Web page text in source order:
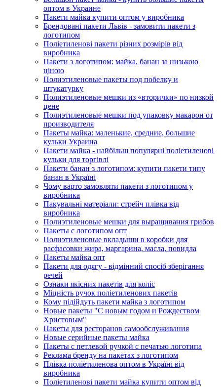
оптом в Украине
Пакети майка купити оптом у виробника
Брендовані пакети Львів - замовити пакети з
логотипом
Поліетиленові пакети різних розмірів від
виробника
Пакети з логотипом: майка, банан за низькою
ціною
Полиэтиленовые пакеты под побелку и
штукатурку
Полиэтиленовые мешки из «вторички» по низкой
цене
Полиэтиленовые мешки под упаковку макарон от
производителя
Пакеты майка: маленькие, средние, большие
кульки Украина
Пакети майка - найбільш популярні поліетиленові
кульки для торгівлі
Пакети банан з логотипом: купити пакети типу
банан в Україні
Чому варто замовляти пакети з логотипом у
виробника
Пакувальні матеріали: стрейч плівка від
виробника
Полиэтиленовые мешки для выращивания грибов
Пакеты с логотипом опт
Полиэтиленовые вкладыши в коробки для
расфасовки жира, маргарина, масла, повидла
Пакеты майка опт
Пакети для одягу - відмінний спосіб зберігання
речей
Ознаки якісних пакетів для коліс
Міцність ручок поліетиленових пакетів
Кому підійдуть пакети майка з логотипом
Новые пакеты "С новым годом и Рождеством
Христовым"
Пакеты для ресторанов самообслуживания
Новые серийные пакеты майка
Пакеты с петлевой ручкой с печатью логотипа
Реклама бренду на пакетах з логотипом
Плівка поліетиленова оптом в Україні від
виробника
Поліетиленові пакети майка купити оптом від